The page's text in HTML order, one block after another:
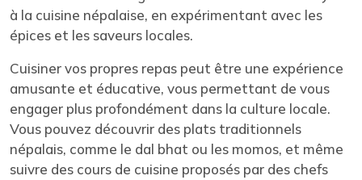
à la cuisine népalaise, en expérimentant avec les
épices et les saveurs locales.
Cuisiner vos propres repas peut être une expérience
amusante et éducative, vous permettant de vous
engager plus profondément dans la culture locale.
Vous pouvez découvrir des plats traditionnels
népalais, comme le dal bhat ou les momos, et même
suivre des cours de cuisine proposés par des chefs